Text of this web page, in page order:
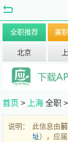
全职推荐 兼
北京
首页 > 上海 全职 >
说明： 此信息由
址），应